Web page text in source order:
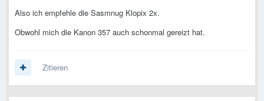
Also ich empfehle die Sasmnug Klopix 2x.
Obwohl mich die Kanon 357 auch schonmal gereizt hat.
Zitieren